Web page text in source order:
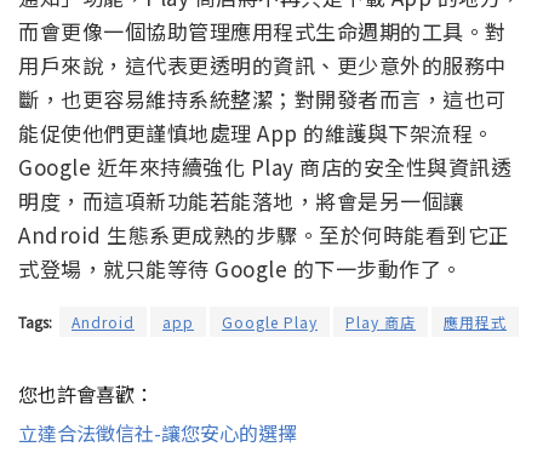
而會更像一個協助管理應用程式生命週期的工具。對
用戶來說，這代表更透明的資訊、更少意外的服務中
斷，也更容易維持系統整潔；對開發者而言，這也可
能促使他們更謹慎地處理 App 的維護與下架流程。
Google 近年來持續強化 Play 商店的安全性與資訊透
明度，而這項新功能若能落地，將會是另一個讓
Android 生態系更成熟的步驟。至於何時能看到它正
式登場，就只能等待 Google 的下一步動作了。
Tags: Android app Google Play Play 商店 應用程式
您也許會喜歡：
立達合法徵信社-讓您安心的選擇